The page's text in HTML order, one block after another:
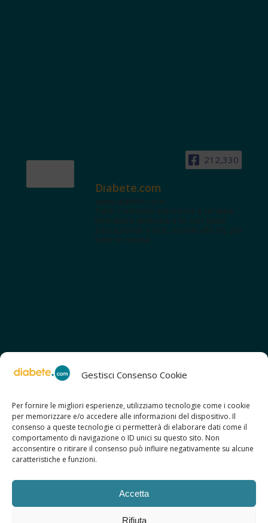
Gestisci Consenso Cookie
Per fornire le migliori esperienze, utilizziamo tecnologie come i cookie
per memorizzare e/o accedere alle informazioni del dispositivo. Il
consenso a queste tecnologie ci permetterà di elaborare dati come il
comportamento di navigazione o ID unici su questo sito. Non
acconsentire o ritirare il consenso può influire negativamente su alcune
caratteristiche e funzioni.
Accetta
Rifiuta
212,330
Diabete.com
www.diabete.com
Tanti contenuti autorevoli e un'area
interattiva dedicata a te con spazi
educazionali e test. Iscriviti alla NL per
tutte le novità!
SCOPRI ANCHE:
> ilmiodiabete.com
> casadiabete.it
> digitaldiabetes.srl
> obesitalia.com